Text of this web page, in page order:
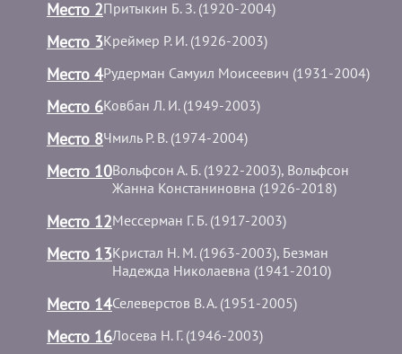
Место 2Притыкин Б. З. (1920-2004)
Место 3Креймер Р. И. (1926-2003)
Место 4Рудерман Самуил Моисеевич (1931-2004)
Место 6Ковбан Л. И. (1949-2003)
Место 8Чмиль Р. В. (1974-2004)
Место 10Вольфсон А. Б. (1922-2003), Вольфсон
Жанна Констаниновна (1926-2018)
Место 12Мессерман Г. Б. (1917-2003)
Место 13Кристал Н. М. (1963-2003), Безман
Надежда Николаевна (1941-2010)
Место 14Селеверстов В. А. (1951-2005)
Место 16Лосева Н. Г. (1946-2003)